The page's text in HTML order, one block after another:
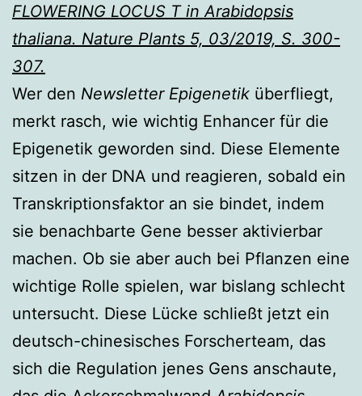
FLOWERING LOCUS T in Arabidopsis
thaliana. Nature Plants 5, 03/2019, S. 300-
307.
Wer den Newsletter Epigenetik überfliegt,
merkt rasch, wie wichtig Enhancer für die
Epigenetik geworden sind. Diese Elemente
sitzen in der DNA und reagieren, sobald ein
Transkriptionsfaktor an sie bindet, indem
sie benachbarte Gene besser aktivierbar
machen. Ob sie aber auch bei Pflanzen eine
wichtige Rolle spielen, war bislang schlecht
untersucht. Diese Lücke schließt jetzt ein
deutsch-chinesisches Forscherteam, das
sich die Regulation jenes Gens anschaute,